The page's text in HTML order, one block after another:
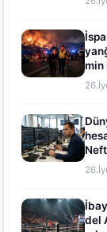
min
del